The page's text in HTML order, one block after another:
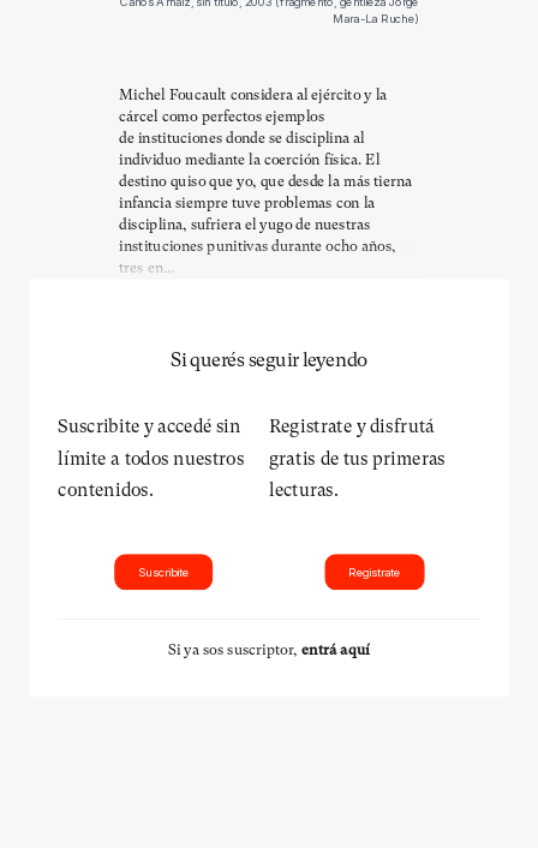
Mara-La Ruche)
Michel Foucault considera al ejército y la
cárcel como perfectos ejemplos
de instituciones donde se disciplina al
individuo mediante la coerción física. El
destino quiso que yo, que desde la más tierna
infancia siempre tuve problemas con la
disciplina, sufriera el yugo de nuestras
instituciones punitivas durante ocho años,
tres en...
Si querés seguir leyendo
Suscribite y accedé sin
límite a todos nuestros
contenidos.
Suscribite
Registrate y disfrutá
gratis de tus primeras
lecturas.
Registrate
Si ya sos suscriptor, entrá aquí